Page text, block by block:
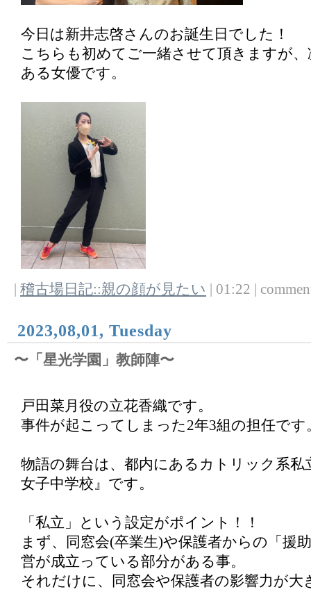
今日は新井志啓さんのお誕生日でした！
こちらも初めてご一緒させて頂きますが
ある女優です。
稽古場日記::親の顔が見たい | 01:22 |
2023,08,01, Tuesday
〜「星光学園」教師陣〜
戸田菜月役の立花香織です。
事件が起こってしまった2年3組の担任です
物語の舞台は、都内にあるカトリック系私
女子中学校』です。
「私立」という設定がポイント！！
まず、同窓会(卒業生)や保護者からの「援
営が成立っている部分がある事。
それだけに、同窓会や保護者の影響力が大